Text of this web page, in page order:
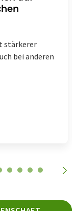
stärkerer
bei anderen